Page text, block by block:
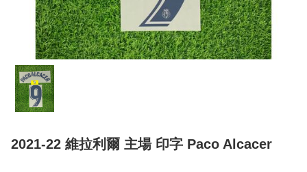
2021-22 維拉利爾 主場 印字 Paco Alcacer